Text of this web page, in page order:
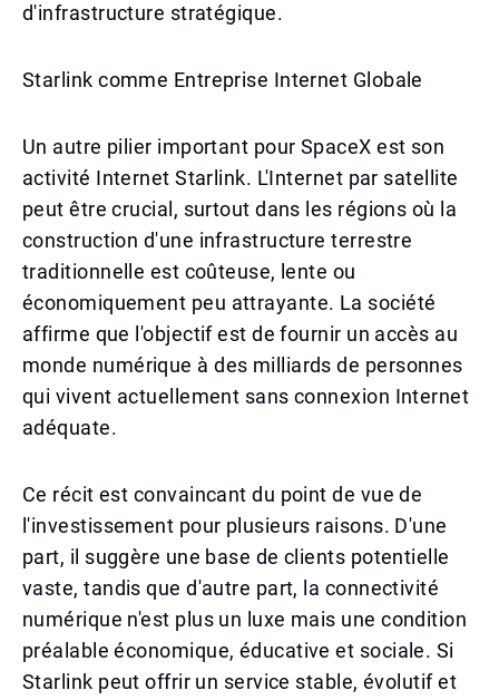
d'infrastructure stratégique.
Starlink comme Entreprise Internet Globale
Un autre pilier important pour SpaceX est son
activité Internet Starlink. L'Internet par satellite
peut être crucial, surtout dans les régions où la
construction d'une infrastructure terrestre
traditionnelle est coûteuse, lente ou
économiquement peu attrayante. La société
affirme que l'objectif est de fournir un accès au
monde numérique à des milliards de personnes
qui vivent actuellement sans connexion Internet
adéquate.
Ce récit est convaincant du point de vue de
l'investissement pour plusieurs raisons. D'une
part, il suggère une base de clients potentielle
vaste, tandis que d'autre part, la connectivité
numérique n'est plus un luxe mais une condition
préalable économique, éducative et sociale. Si
Starlink peut offrir un service stable, évolutif et